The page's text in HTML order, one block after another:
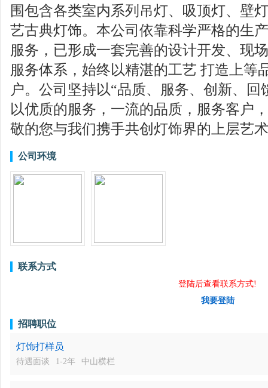
围包含各类室内系列吊灯、吸顶灯、壁
艺古典灯饰。本公司依靠科学严格的生
服务，已形成一套完善的设计开发、现
服务体系，始终以精湛的工艺 打造上等
户。公司坚持以“品质、服务、创新、回
以优质的服务，一流的品质，服务客户
敬的您与我们携手共创灯饰界的上层艺
公司环境
联系方式
登陆后查看联系方式!
我要登陆
招聘职位
灯饰打样员
待遇面谈 1-2年 中山横栏